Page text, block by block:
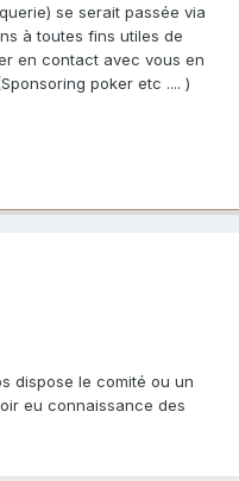
se serait passée via
à toutes fins utiles de
en contact avec vous en
poker etc .... )
dispose le comité ou un
eu connaissance des